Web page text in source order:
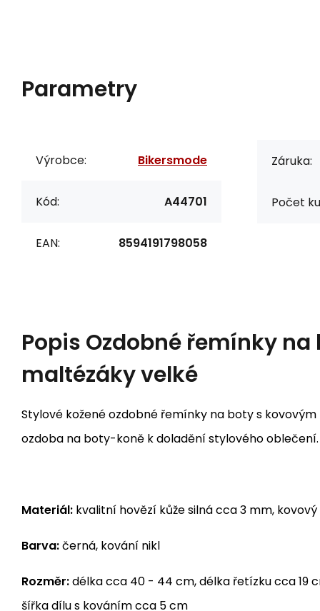
Parametry
Výrobce: Bikersmode
Kód: A44701
EAN: 8594191798058
Záruka:
Počet
Popis Ozdobné řemínky na
maltézáky velké
Stylové kožené ozdobné řemínky na boty s
ozdoba na boty-koně k doladění stylového oblečení.
Materiál: kvalitní hovězí kůže silná cca 3 mm,
Barva:černá, kování nikl
Rozměr:délka cca 40 - 44 cm, délka řetízku cca 19
šířka dílu s kováním cca 5 cm